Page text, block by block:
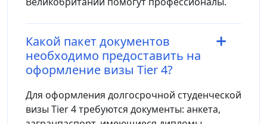
Какой пакет документов
необходимо предоставить на
оформление визы Tier 4?
Для оформления долгосрочной студенческой
визы Tier 4 требуются документы: анкета,